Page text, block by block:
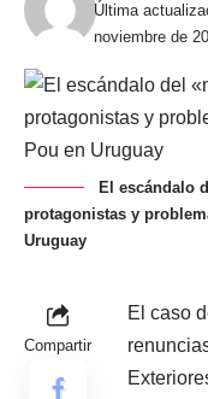
Última
noviembre de
El escándalo
protagonistas y
Uruguay
Compartir
El caso